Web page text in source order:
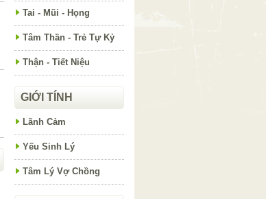
Tai - Mũi - Họng
Tâm Thần - Trẻ Tự Kỷ
Thận - Tiết Niệu
GIỚI TÍNH
Lãnh Cảm
Yếu Sinh Lý
Tâm Lý Vợ Chồng